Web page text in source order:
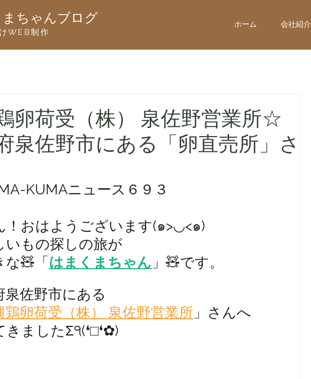
ちゃんブログ
WEB制作
ホーム 会社紹介
卵荷受（株） 泉佐野営業所☆
泉佐野市にある「卵直売所」さ
KUMAニュース６９３
！おはようございます(๑>◡<๑)
いもの探しの旅が
な🧸「はまくまちゃん 」🧸です。
泉佐野市にある
鶏卵荷受（株） 泉佐野営業所 」さんへ
きましたΣ੧(❛□❛✿)